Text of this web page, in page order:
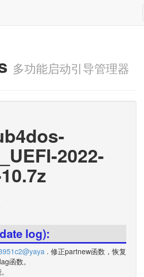
多功能启动引导管理器
2022-
log):
. 修正partnew函数，恢复
函数。